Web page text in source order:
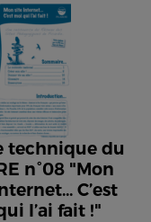
technique du
n°08 "Mon
C’est
l’ai fait !"